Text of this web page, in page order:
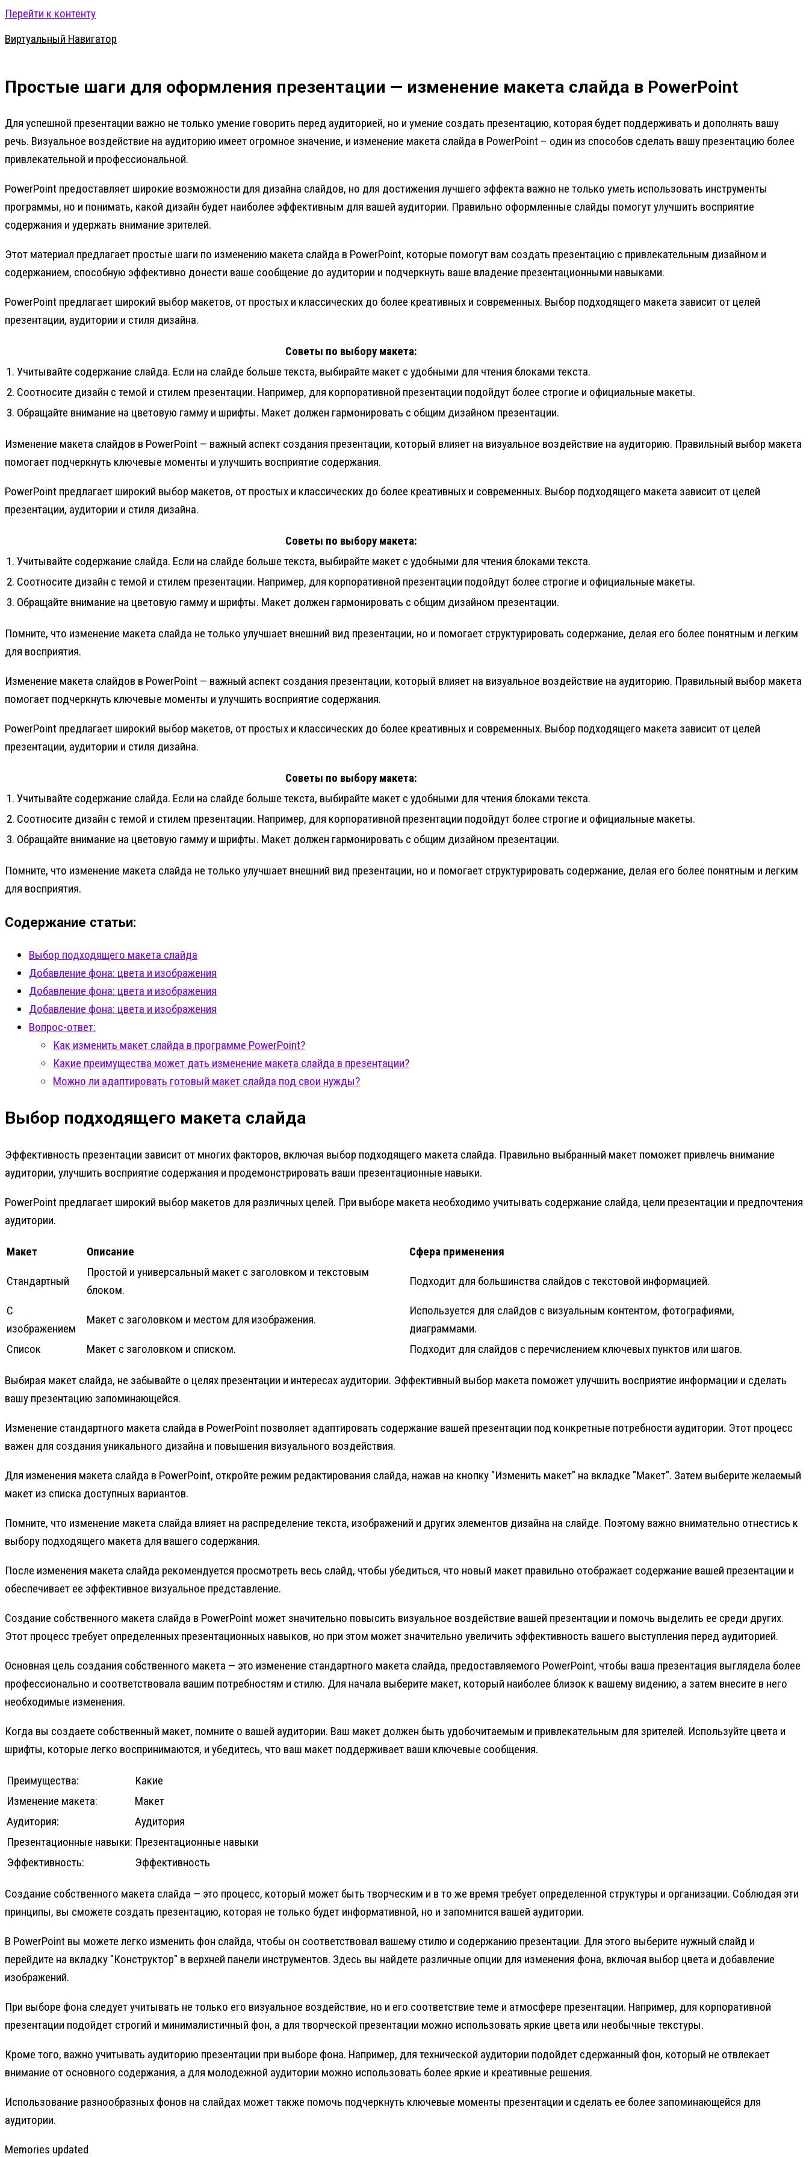
Перейти к контенту
Виртуальный Навигатор
Простые шаги для оформления презентации — изменение макета слайда в PowerPoint
Для успешной презентации важно не только умение говорить перед аудиторией, но и умение создать презентацию, которая будет поддерживать и дополнять вашу
речь. Визуальное воздействие на аудиторию имеет огромное значение, и изменение макета слайда в PowerPoint – один из способов сделать вашу презентацию более
привлекательной и профессиональной.
PowerPoint предоставляет широкие возможности для дизайна слайдов, но для достижения лучшего эффекта важно не только уметь использовать инструменты
программы, но и понимать, какой дизайн будет наиболее эффективным для вашей аудитории. Правильно оформленные слайды помогут улучшить восприятие
содержания и удержать внимание зрителей.
Этот материал предлагает простые шаги по изменению макета слайда в PowerPoint, которые помогут вам создать презентацию с привлекательным дизайном и
содержанием, способную эффективно донести ваше сообщение до аудитории и подчеркнуть ваше владение презентационными навыками.
PowerPoint предлагает широкий выбор макетов, от простых и классических до более креативных и современных. Выбор подходящего макета зависит от целей
презентации, аудитории и стиля дизайна.
Советы по выбору макета:
1. Учитывайте содержание слайда. Если на слайде больше текста, выбирайте макет с удобными для чтения блоками текста.
2. Соотносите дизайн с темой и стилем презентации. Например, для корпоративной презентации подойдут более строгие и официальные макеты.
3. Обращайте внимание на цветовую гамму и шрифты. Макет должен гармонировать с общим дизайном презентации.
Изменение макета слайдов в PowerPoint — важный аспект создания презентации, который влияет на визуальное воздействие на аудиторию. Правильный выбор макета
помогает подчеркнуть ключевые моменты и улучшить восприятие содержания.
PowerPoint предлагает широкий выбор макетов, от простых и классических до более креативных и современных. Выбор подходящего макета зависит от целей
презентации, аудитории и стиля дизайна.
Советы по выбору макета:
1. Учитывайте содержание слайда. Если на слайде больше текста, выбирайте макет с удобными для чтения блоками текста.
2. Соотносите дизайн с темой и стилем презентации. Например, для корпоративной презентации подойдут более строгие и официальные макеты.
3. Обращайте внимание на цветовую гамму и шрифты. Макет должен гармонировать с общим дизайном презентации.
Помните, что изменение макета слайда не только улучшает внешний вид презентации, но и помогает структурировать содержание, делая его более понятным и легким
для восприятия.
Изменение макета слайдов в PowerPoint — важный аспект создания презентации, который влияет на визуальное воздействие на аудиторию. Правильный выбор макета
помогает подчеркнуть ключевые моменты и улучшить восприятие содержания.
PowerPoint предлагает широкий выбор макетов, от простых и классических до более креативных и современных. Выбор подходящего макета зависит от целей
презентации, аудитории и стиля дизайна.
Советы по выбору макета:
1. Учитывайте содержание слайда. Если на слайде больше текста, выбирайте макет с удобными для чтения блоками текста.
2. Соотносите дизайн с темой и стилем презентации. Например, для корпоративной презентации подойдут более строгие и официальные макеты.
3. Обращайте внимание на цветовую гамму и шрифты. Макет должен гармонировать с общим дизайном презентации.
Помните, что изменение макета слайда не только улучшает внешний вид презентации, но и помогает структурировать содержание, делая его более понятным и легким
для восприятия.
Содержание статьи:
Выбор подходящего макета слайда
Добавление фона: цвета и изображения
Добавление фона: цвета и изображения
Добавление фона: цвета и изображения
Вопрос-ответ:
Как изменить макет слайда в программе PowerPoint?
Какие преимущества может дать изменение макета слайда в презентации?
Можно ли адаптировать готовый макет слайда под свои нужды?
Выбор подходящего макета слайда
Эффективность презентации зависит от многих факторов, включая выбор подходящего макета слайда. Правильно выбранный макет поможет привлечь внимание
аудитории, улучшить восприятие содержания и продемонстрировать ваши презентационные навыки.
PowerPoint предлагает широкий выбор макетов для различных целей. При выборе макета необходимо учитывать содержание слайда, цели презентации и предпочтения
аудитории.
Макет Описание Сфера применения
Стандартный
Простой и универсальный макет с заголовком и текстовым
блоком.
Подходит для большинства слайдов с текстовой информацией.
С
изображением
Макет с заголовком и местом для изображения.
Используется для слайдов с визуальным контентом, фотографиями,
диаграммами.
Список
Макет с заголовком и списком. Подходит для слайдов с перечислением ключевых пунктов или шагов.
Выбирая макет слайда, не забывайте о целях презентации и интересах аудитории. Эффективный выбор макета поможет улучшить восприятие информации и сделать
вашу презентацию запоминающейся.
Изменение стандартного макета слайда в PowerPoint позволяет адаптировать содержание вашей презентации под конкретные потребности аудитории. Этот процесс
важен для создания уникального дизайна и повышения визуального воздействия.
Для изменения макета слайда в PowerPoint, откройте режим редактирования слайда, нажав на кнопку "Изменить макет" на вкладке "Макет". Затем выберите желаемый
макет из списка доступных вариантов.
Помните, что изменение макета слайда влияет на распределение текста, изображений и других элементов дизайна на слайде. Поэтому важно внимательно отнестись к
выбору подходящего макета для вашего содержания.
После изменения макета слайда рекомендуется просмотреть весь слайд, чтобы убедиться, что новый макет правильно отображает содержание вашей презентации и
обеспечивает ее эффективное визуальное представление.
Создание собственного макета слайда в PowerPoint может значительно повысить визуальное воздействие вашей презентации и помочь выделить ее среди других.
Этот процесс требует определенных презентационных навыков, но при этом может значительно увеличить эффективность вашего выступления перед аудиторией.
Основная цель создания собственного макета — это изменение стандартного макета слайда, предоставляемого PowerPoint, чтобы ваша презентация выглядела более
профессионально и соответствовала вашим потребностям и стилю. Для начала выберите макет, который наиболее близок к вашему видению, а затем внесите в него
необходимые изменения.
Когда вы создаете собственный макет, помните о вашей аудитории. Ваш макет должен быть удобочитаемым и привлекательным для зрителей. Используйте цвета и
шрифты, которые легко воспринимаются, и убедитесь, что ваш макет поддерживает ваши ключевые сообщения.
Преимущества:
Какие
Изменение макета:
Макет
Аудитория:
Аудитория
Презентационные навыки: Презентационные навыки
Эффективность:
Эффективность
Создание собственного макета слайда — это процесс, который может быть творческим и в то же время требует определенной структуры и организации. Соблюдая эти
принципы, вы сможете создать презентацию, которая не только будет информативной, но и запомнится вашей аудитории.
В PowerPoint вы можете легко изменить фон слайда, чтобы он соответствовал вашему стилю и содержанию презентации. Для этого выберите нужный слайд и
перейдите на вкладку "Конструктор" в верхней панели инструментов. Здесь вы найдете различные опции для изменения фона, включая выбор цвета и добавление
изображений.
При выборе фона следует учитывать не только его визуальное воздействие, но и его соответствие теме и атмосфере презентации. Например, для корпоративной
презентации подойдет строгий и минималистичный фон, а для творческой презентации можно использовать яркие цвета или необычные текстуры.
Кроме того, важно учитывать аудиторию презентации при выборе фона. Например, для технической аудитории подойдет сдержанный фон, который не отвлекает
внимание от основного содержания, а для молодежной аудитории можно использовать более яркие и креативные решения.
Использование разнообразных фонов на слайдах может также помочь подчеркнуть ключевые моменты презентации и сделать ее более запоминающейся для
аудитории.
Memories updated